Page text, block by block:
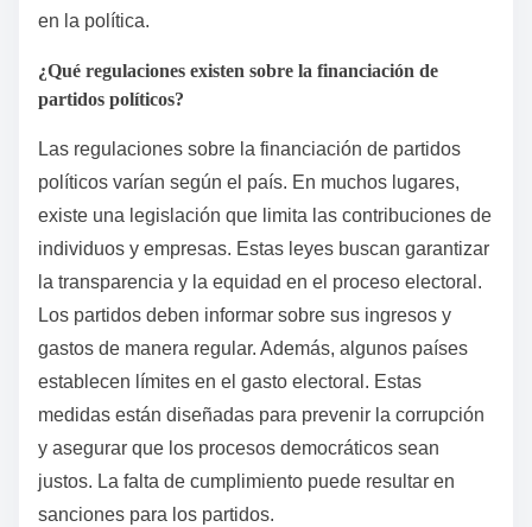
en la política.
¿Qué regulaciones existen sobre la financiación de
partidos políticos?
Las regulaciones sobre la financiación de partidos
políticos varían según el país. En muchos lugares,
existe una legislación que limita las contribuciones de
individuos y empresas. Estas leyes buscan garantizar
la transparencia y la equidad en el proceso electoral.
Los partidos deben informar sobre sus ingresos y
gastos de manera regular. Además, algunos países
establecen límites en el gasto electoral. Estas
medidas están diseñadas para prevenir la corrupción
y asegurar que los procesos democráticos sean
justos. La falta de cumplimiento puede resultar en
sanciones para los partidos.